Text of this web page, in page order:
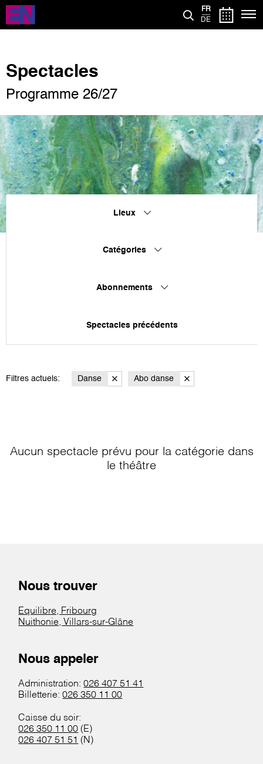
Aller
contenu
FR
DE
Spectacles
Programme 26/27
Lieux
Catégories
Abonnements
Spectacles précédents
Filtres actuels: Danse Abo danse
Aucun spectacle prévu pour la catégorie dans
le théâtre
Nous trouver
Equilibre, Fribourg
Nuithonie, Villars-sur-Glâne
Nous appeler
Administration:026 407 51 41
Billetterie:026 350 11 00
Caisse du soir:
026 350 11 00 (E)
026 407 51 51 (N)